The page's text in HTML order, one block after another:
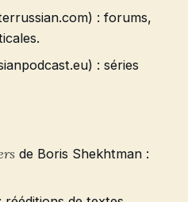
: forums,
: séries
de Boris Shekhtman :